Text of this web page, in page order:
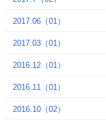
2017.06（01）
2017.03（01）
2016.12（01）
2016.11（01）
2016.10（02）